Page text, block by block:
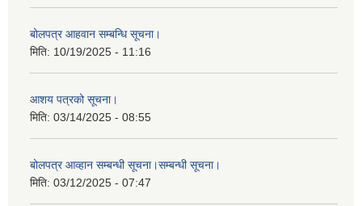
बोलपत्र आहवान सम्बन्धि सूचना।
मिति: 10/19/2025 - 11:16
आशय पत्रको सूचना।
मिति: 03/14/2025 - 08:55
बोलपत्र आव्हान सम्बन्धी सूचना।सम्बन्धी सूचना।
मिति: 03/12/2025 - 07:47